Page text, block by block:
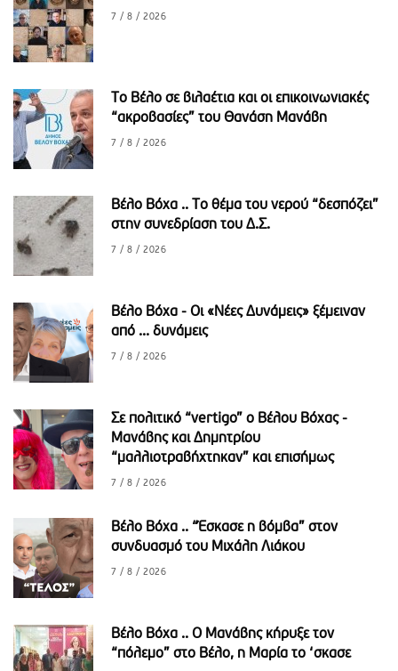
7 / 8 / 2026
Το Βέλο σε βιλαέτια και οι επικοινωνιακές
“ακροβασίες” του Θανάση Μανάβη
7 / 8 / 2026
Βέλο Βόχα .. Το θέμα του νερού “δεσπόζει”
στην συνεδρίαση του Δ.Σ.
7 / 8 / 2026
Βέλο Βόχα - Οι «Νέες Δυνάμεις» ξέμειναν
από ... δυνάμεις
7 / 8 / 2026
Σε πολιτικό “vertigo” ο Βέλου Βόχας -
Μανάβης και Δημητρίου
“μαλλιοτραβήχτηκαν” και επισήμως
7 / 8 / 2026
Βέλο Βόχα .. “Έσκασε η βόμβα” στον
συνδυασμό του Μιχάλη Λιάκου
7 / 8 / 2026
Βέλο Βόχα .. Ο Μανάβης κήρυξε τον
“πόλεμο” στο Βέλο, η Μαρία το ‘σκασε